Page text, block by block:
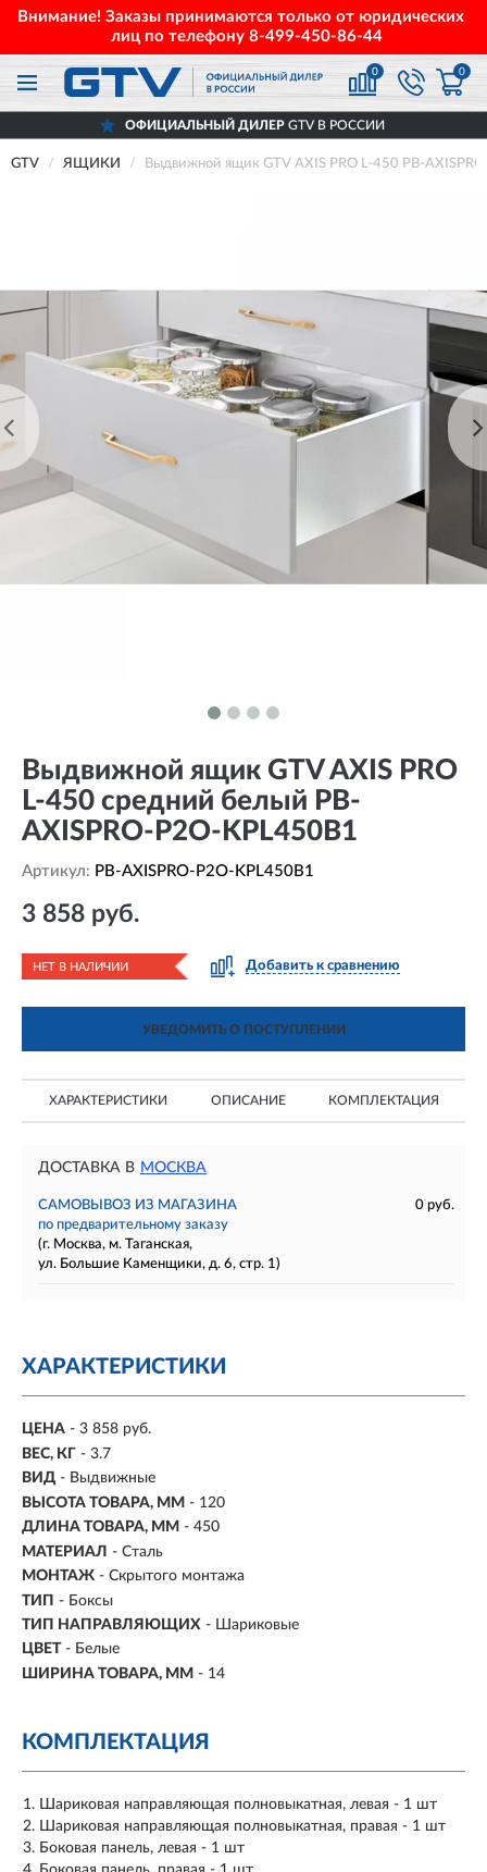
Внимание! Заказы принимаются только от юридических
лиц по телефону 8-499-450-86-44
0 0
ОФИЦИАЛЬНЫЙ ДИЛЕР GTV В РОССИИ
GTV ЯЩИКИ Выдвижной ящик GTV AXIS PRO L-450 PB-
Выдвижной ящик GTV AXIS PRO
L-450 средний белый PB-
AXISPRO-P2O-KPL450B1
Артикул: PB-AXISPRO-P2O-KPL450B1
3 858 руб.
НЕТ В НАЛИЧИИ Добавить к сравнению
УВЕДОМИТЬ О ПОСТУПЛЕНИИ
ХАРАКТЕРИСТИКИ ОПИСАНИЕ КОМПЛЕКТАЦИЯ
ДОСТАВКА В МОСКВА
САМОВЫВОЗ ИЗ МАГАЗИНА
0 руб.
по предварительному заказу
(г. Москва, м. Таганская,
ул. Большие Каменщики, д. 6, стр. 1)
ХАРАКТЕРИСТИКИ
ЦЕНА - 3 858 руб.
ВЕС, КГ - 3.7
ВИД - Выдвижные
ВЫСОТА ТОВАРА, ММ - 120
ДЛИНА ТОВАРА, ММ - 450
МАТЕРИАЛ - Сталь
МОНТАЖ - Скрытого монтажа
ТИП - Боксы
ТИП НАПРАВЛЯЮЩИХ - Шариковые
ЦВЕТ - Белые
ШИРИНА ТОВАРА, ММ - 14
КОМПЛЕКТАЦИЯ
Шариковая направляющая полновыкатная, левая - 1 шт
Шариковая направляющая полновыкатная, правая - 1 шт
Боковая панель, левая - 1 шт